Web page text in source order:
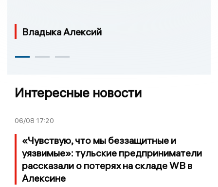
Владыка Алексий
Интересные новости
06/08 17:20
«Чувствую, что мы беззащитные и
уязвимые»: тульские предприниматели
рассказали о потерях на складе WB в
Алексине